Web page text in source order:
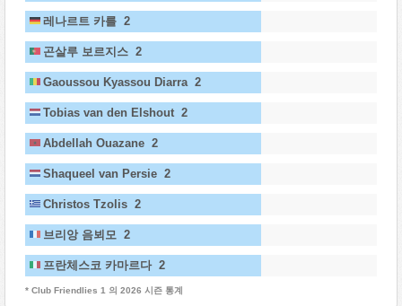
레나르트 카를 2
곤살루 보르지스 2
Gaoussou Kyassou Diarra 2
Tobias van den Elshout 2
Abdellah Ouazane 2
Shaqueel van Persie 2
Christos Tzolis 2
브리앙 음뵈모 2
프란체스코 카마르다 2
* Club Friendlies 1 의 2026 시즌 통계